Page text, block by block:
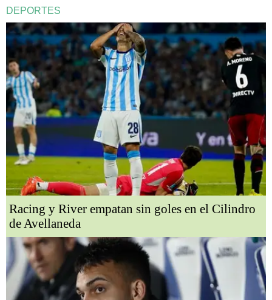
DEPORTES
Racing y River empatan sin goles en el Cilindro
de Avellaneda